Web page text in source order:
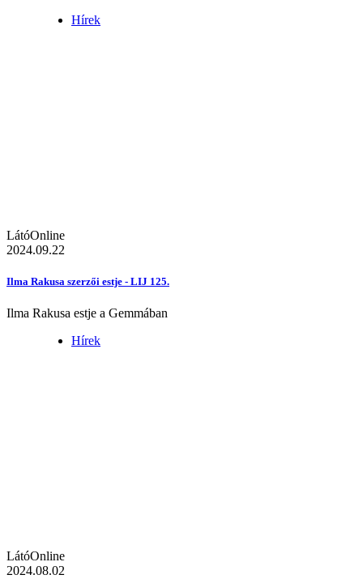
Hírek
LátóOnline
2024.09.22
Ilma Rakusa szerzői estje - LIJ 125.
Ilma Rakusa estje a Gemmában
Hírek
LátóOnline
2024.08.02